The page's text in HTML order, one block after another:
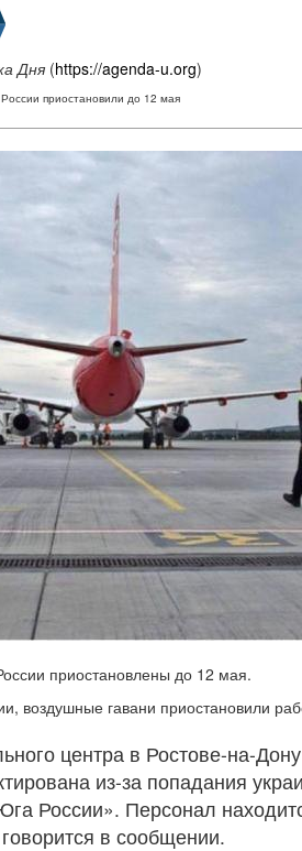
Дня (https://agenda-u.org)
приостановили до 12 мая
приостановлены до 12 мая.
воздушные гавани приостановили
центра в Ростове-на-
из-за попадания
России». Персонал
в сообщении.